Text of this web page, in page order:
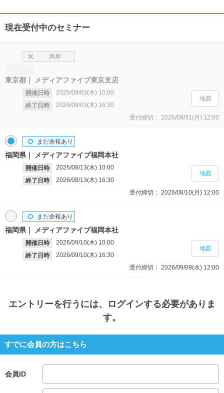
現在受付中のセミナー
東京都 メディアファイブ東京支店
開催日時 2026/09/03(木) 10:00
終了日時
2026/09/03(木) 16:30
満席
受付締切： 2026/08/31(月) 12:00
地図
福岡県 メディアファイブ福岡本社
開催日時 2026/08/13(木) 10:00
終了日時
2026/08/13(木) 16:30
まだ余裕あり
受付締切： 2026/08/10(月) 12:00
地図
福岡県 メディアファイブ福岡本社
開催日時 2026/09/10(木) 10:00
終了日時
2026/09/10(木) 16:30
まだ余裕あり
受付締切： 2026/09/09(水) 12:00
地図
エントリーを行うには、ログインする必要がありま
す。
すでに会員の方はこちら
会員ID